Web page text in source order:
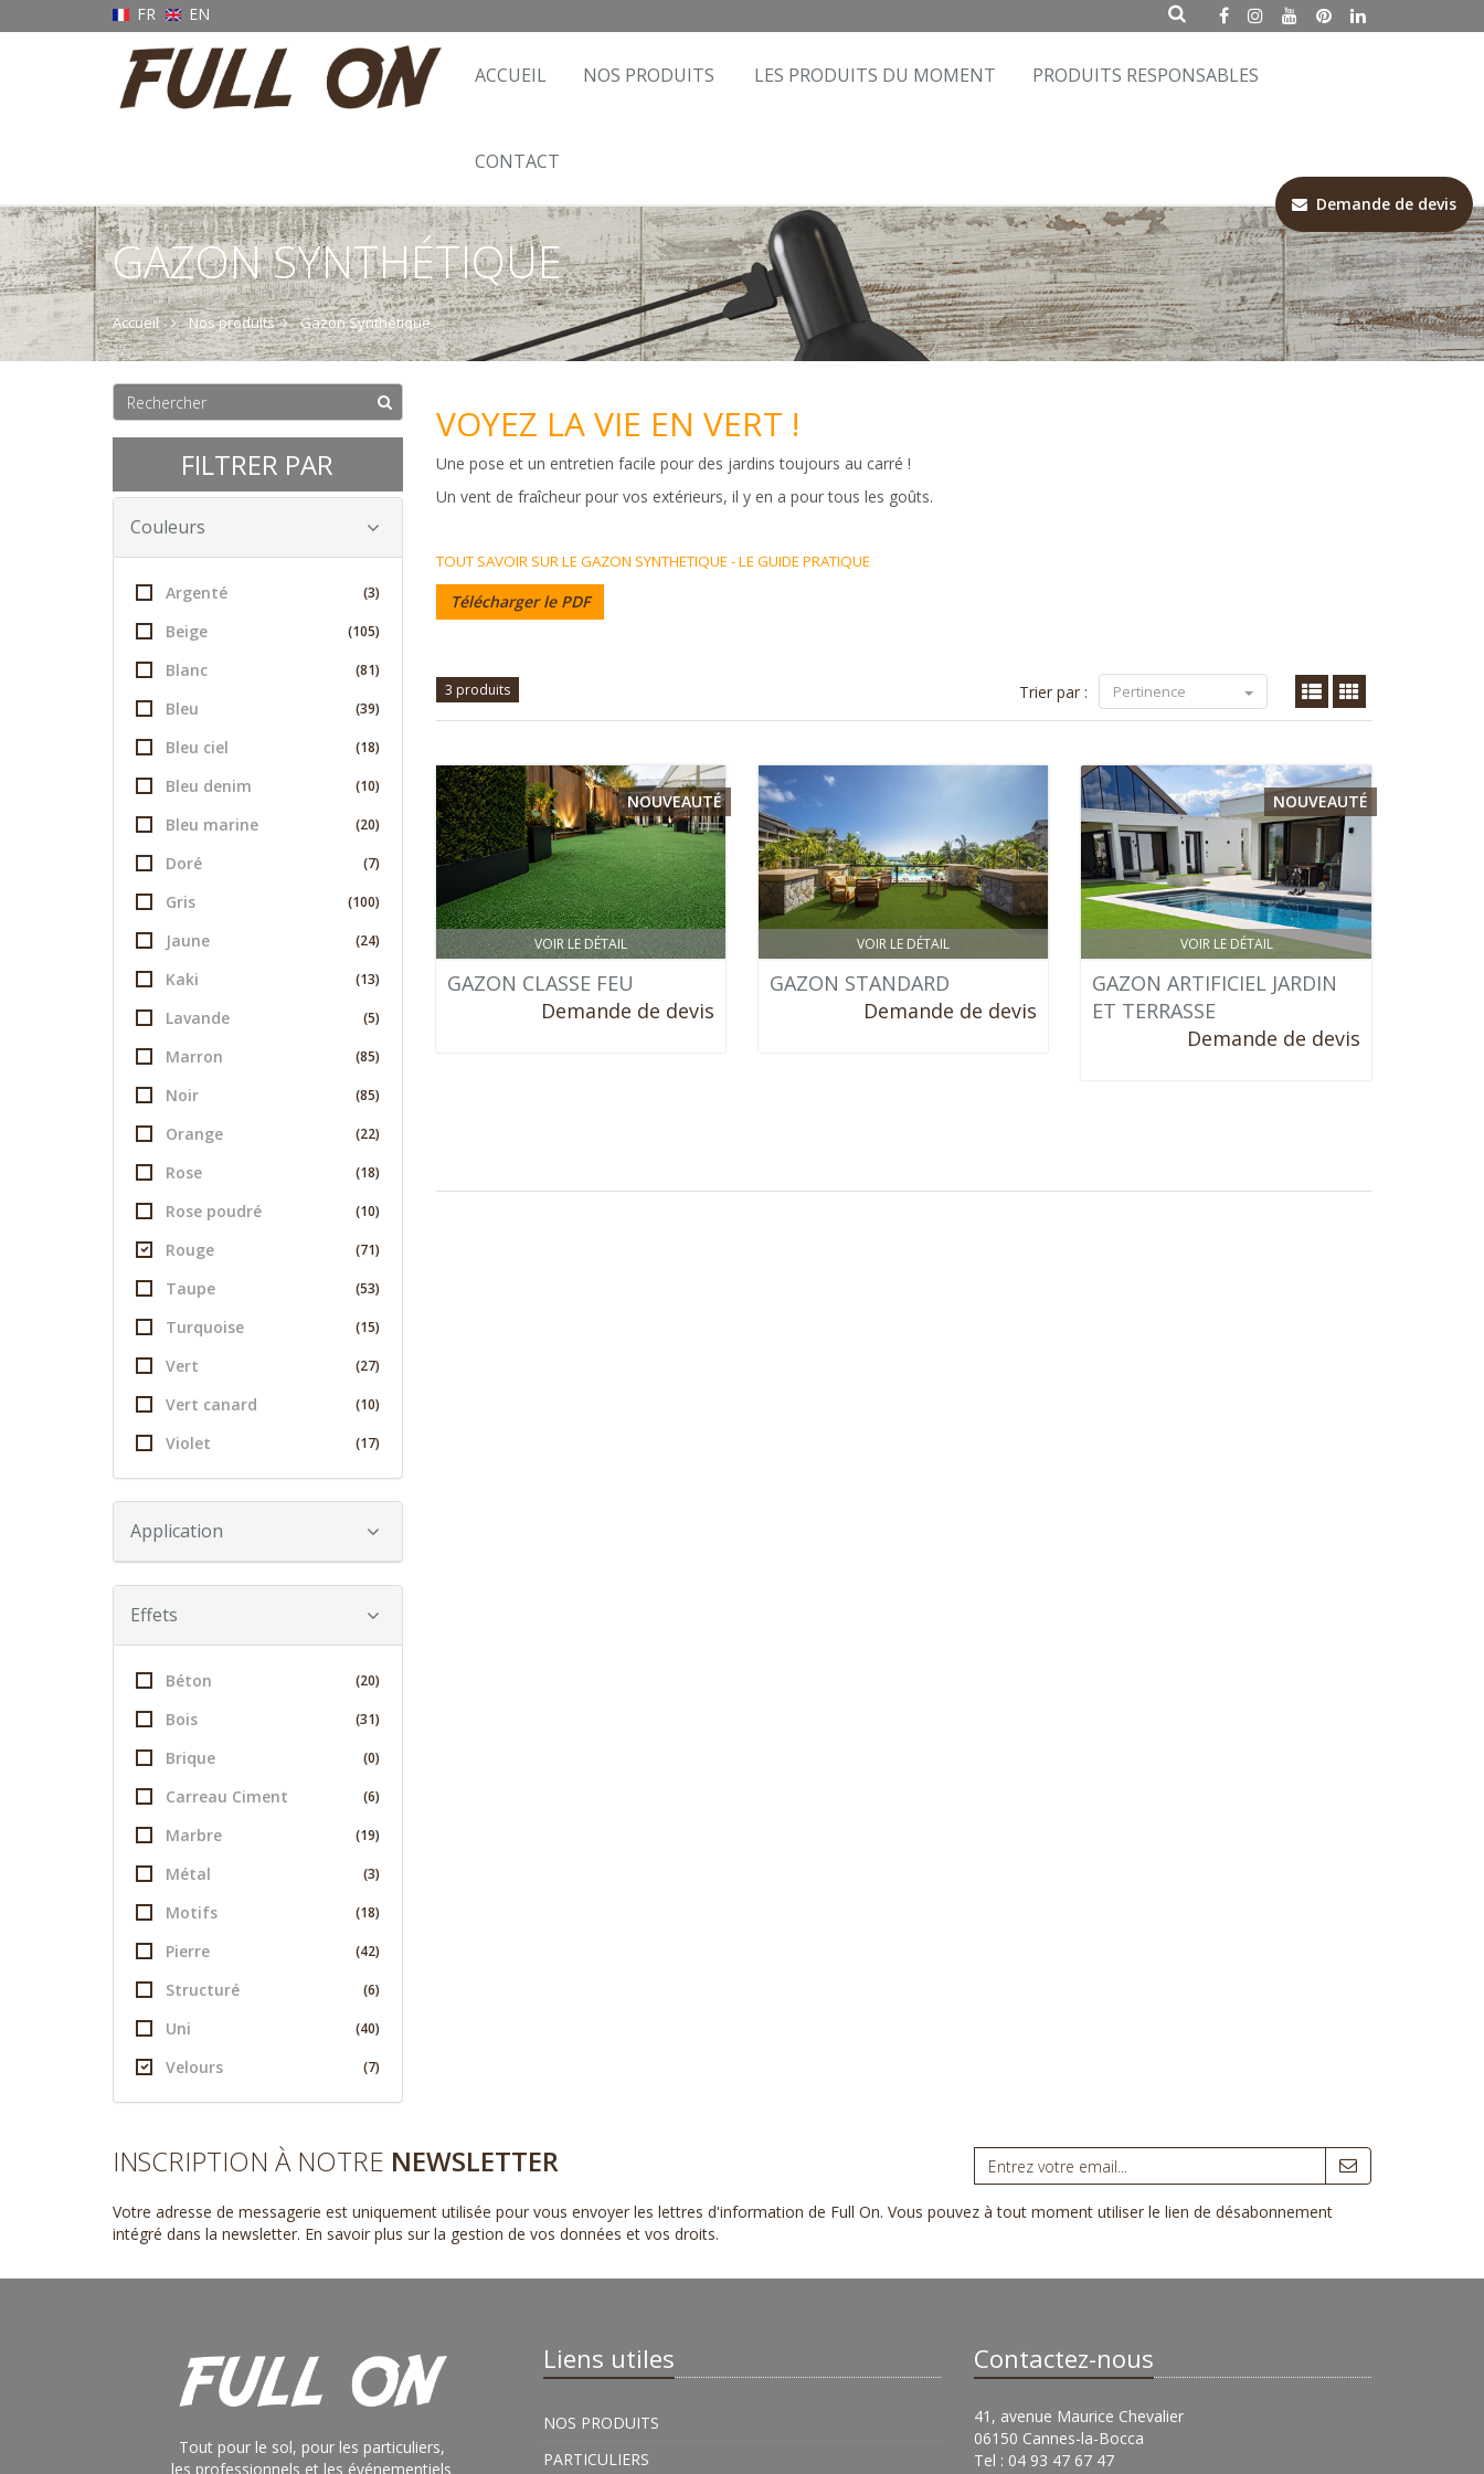
FR EN
ACCUEIL NOS PRODUITS LES PRODUITS DU MOMENT PRODUITS RESPONSABLES
CONTACT
GAZON SYNTHÉTIQUE
Accueil Nos produits Gazon Synthétique
FILTRER PAR
Couleurs
Argenté (3)
Beige (105)
Blanc (81)
Bleu (39)
Bleu ciel (18)
Bleu denim (10)
Bleu marine (20)
Doré (7)
Gris (100)
Jaune (24)
Kaki (13)
Lavande (5)
Marron (85)
Noir (85)
Orange (22)
Rose (18)
Rose poudré (10)
Rouge (71)
Taupe (53)
Turquoise (15)
Vert (27)
Vert canard (10)
Violet (17)
Application
Effets
Béton (20)
Bois (31)
Brique (0)
Carreau Ciment (6)
Marbre (19)
Métal (3)
Motifs (18)
Pierre (42)
Structuré (6)
Uni (40)
Velours (7)
VOYEZ LA VIE EN VERT !
Une pose et un entretien facile pour des jardins toujours au carré !
Un vent de fraîcheur pour vos extérieurs, il y en a pour tous les goûts.
TOUT SAVOIR SUR LE GAZON SYNTHETIQUE - LE GUIDE PRATIQUE
Télécharger le PDF
3 produits Trier par : Pertinence
VOIR LE DÉTAIL
NOUVEAUTÉ
GAZON CLASSE FEU
Demande de devis
VOIR LE DÉTAIL
GAZON STANDARD
Demande de devis
VOIR LE DÉTAIL
NOUVEAUTÉ
GAZON ARTIFICIEL JARDIN
ET TERRASSE
Demande de devis
INSCRIPTION À NOTRE NEWSLETTER
Votre adresse de messagerie est uniquement utilisée pour vous envoyer les lettres d'information de Full On. Vous pouvez à tout moment utiliser le lien de désabonnement
intégré dans la newsletter. En savoir plus sur la gestion de vos données et vos droits.
Tout pour le sol, pour les particuliers,
les professionnels et les événementiels
Liens utiles
NOS PRODUITS
PARTICULIERS
Contactez-nous
41, avenue Maurice Chevalier
06150 Cannes-la-Bocca
Tel : 04 93 47 67 47
Demande de devis